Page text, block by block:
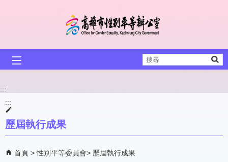
搜
尋
:::
:::
歷屆執行成果
首頁 性別平等委員會 歷屆執行成果